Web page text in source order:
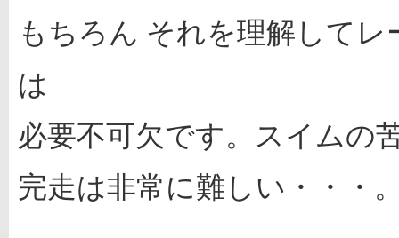
もちろん それを理解して
は
必要不可欠です。スイムの
完走は非常に難しい・・・